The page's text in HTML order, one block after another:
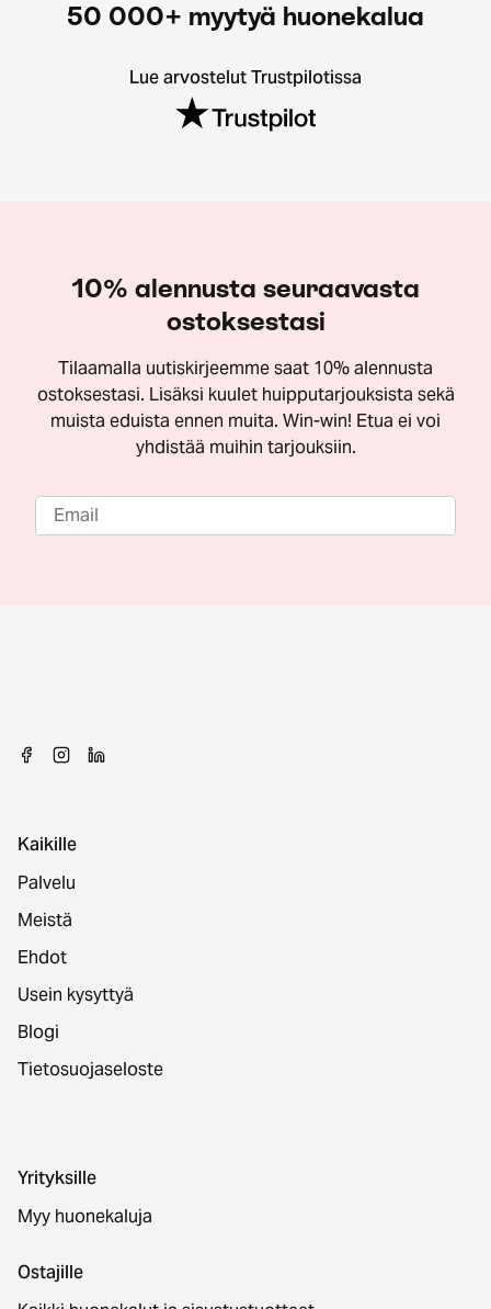
50 000+ myytyä huonekalua
Lue arvostelut Trustpilotissa
10% alennusta seuraavasta
ostoksestasi
Tilaamalla uutiskirjeemme saat 10% alennusta
ostoksestasi. Lisäksi kuulet huipputarjouksista sekä
muista eduista ennen muita. Win-win! Etua ei voi
yhdistää muihin tarjouksiin.
Kaikille
Palvelu
Meistä
Ehdot
Usein kysyttyä
Blogi
Tietosuojaseloste
Yrityksille
Myy huonekaluja
Ostajille